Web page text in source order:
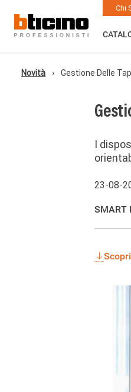
contenuto
principale
navigation
Chi
Briciole
Novità Gestione Delle
I
23-08-
SMART